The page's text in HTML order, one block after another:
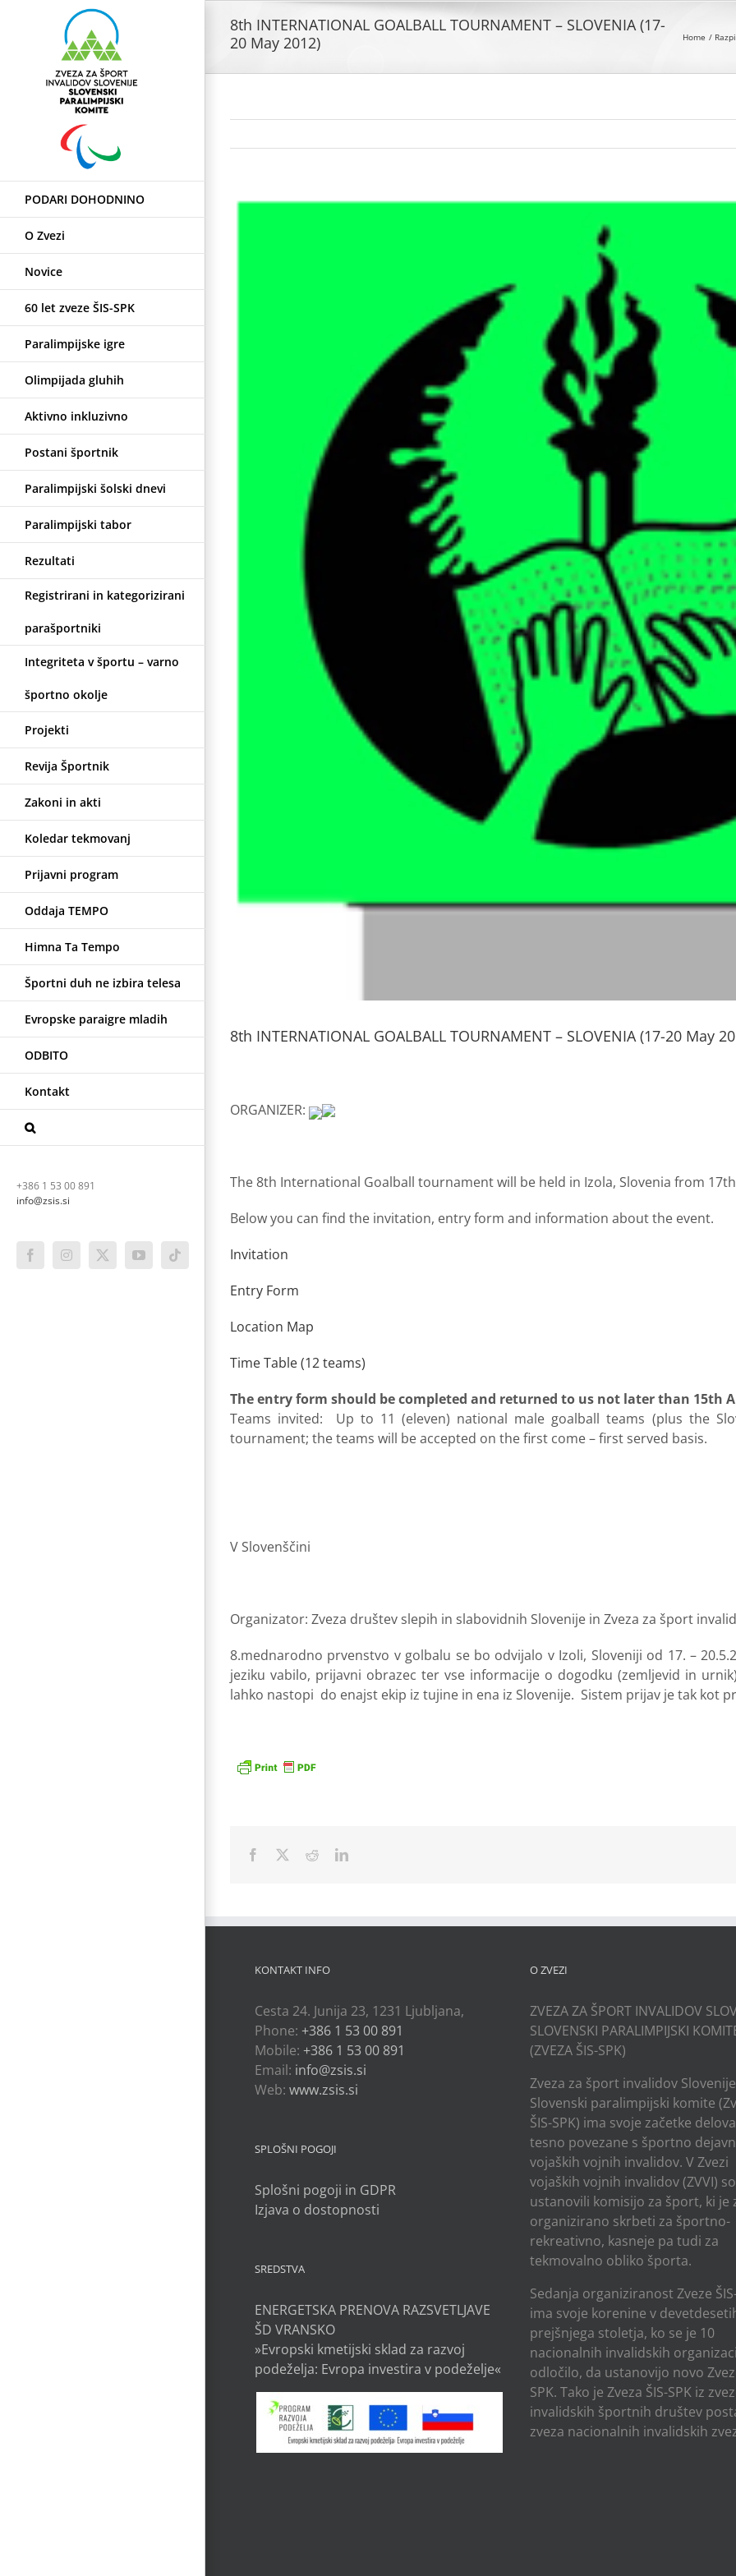
PODARI DOHODNINO
O Zvezi
Novice
60 let zveze ŠIS-SPK
Paralimpijske igre
Olimpijada gluhih
Aktivno inkluzivno
Postani športnik
Paralimpijski šolski dnevi
Paralimpijski tabor
Rezultati
Registrirani in kategorizirani
parašportniki
Integriteta v športu – varno
športno okolje
Projekti
Revija Športnik
Zakoni in akti
Koledar tekmovanj
Prijavni program
Oddaja TEMPO
Himna Ta Tempo
Športni duh ne izbira telesa
Evropske paraigre mladih
ODBITO
Kontakt
+386 1 53 00 891
info@zsis.si
FacebookInstagram
X YouTubeTiktok
8th INTERNATIONAL GOALBALL TOURNAMENT – SLOVENIA (17-
20 May 2012)
Home
View
8th INTERNATIONAL GOALBALL TOURNAMENT – SLOVENIA (17-20 May
ORGANIZER:
The 8th International Goalball tournament will be held in Izola, Slovenia from
Below you can find the invitation, entry form and information about the event.
Invitation
Entry Form
Location Map
Time Table (12 teams)
The entry form should be completed and returned to us not later than 15th
Teams invited: Up to 11 (eleven) national male goalball teams (plus the
tournament; the teams will be accepted on the first come – first served basis.
V Slovenščini
Organizator: Zveza društev slepih in slabovidnih Slovenije in Zveza za šport
8.mednarodno prvenstvo v golbalu se bo odvijalo v Izoli, Sloveniji od 17. –
jeziku vabilo, prijavni obrazec ter vse informacije o dogodku (zemljevid in
lahko nastopi do enajst ekip iz tujine in ena iz Slovenije. Sistem prijav je tak kot
Facebook RedditLinkedIn
KONTAKT INFO
Cesta 24. Junija 23, 1231 Ljubljana,
Phone: +386 1 53 00 891
Mobile: +386 1 53 00 891
Email: info@zsis.si
Web: www.zsis.si
SPLOŠNI POGOJI
Splošni pogoji in GDPR
Izjava o dostopnosti
SREDSTVA
ENERGETSKA PRENOVA RAZSVETLJAVE
ŠD VRANSKO
»Evropski kmetijski sklad za razvoj
podeželja: Evropa investira v podeželje«
O ZVEZI
ZVEZA ZA ŠPORT INVALIDOV
SLOVENSKI PARALIMPIJSKI
(ZVEZA ŠIS-SPK)
Zveza za šport invalidov
Slovenski paralimpijski komite
ŠIS-SPK) ima svoje začetke
tesno povezane s športno
vojaških vojnih invalidov. V Zvezi
vojaških vojnih invalidov (ZVVI) so
ustanovili komisijo za šport, ki je
organizirano skrbeti za športno-
rekreativno, kasneje pa tudi za
tekmovalno obliko športa.
Sedanja organiziranost Zveze
ima svoje korenine v
prejšnjega stoletja, ko se je 10
nacionalnih invalidskih
odločilo, da ustanovijo novo
SPK. Tako je Zveza ŠIS-SPK iz
invalidskih športnih društev
zveza nacionalnih invalidskih